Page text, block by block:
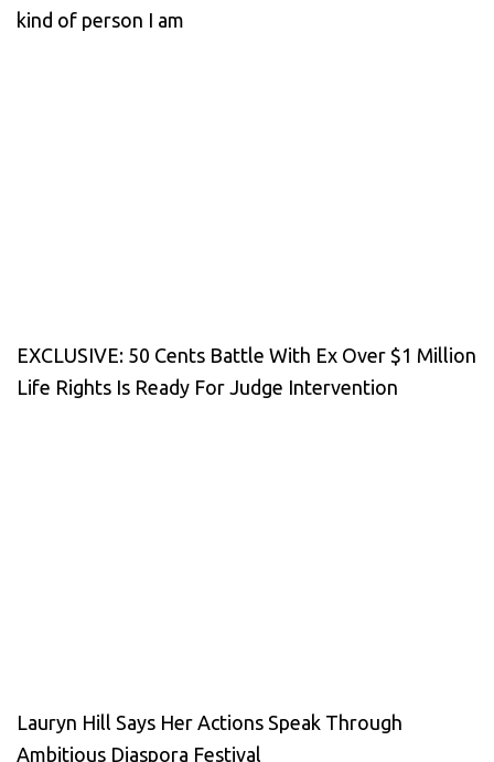
kind of person I am
EXCLUSIVE: 50 Cents Battle With Ex Over $1 Million
Life Rights Is Ready For Judge Intervention
Lauryn Hill Says Her Actions Speak Through
Ambitious Diaspora Festival